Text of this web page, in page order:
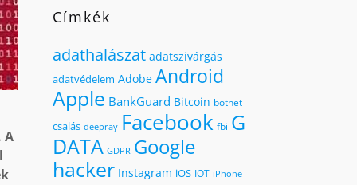
A
Címkék
adathalászat adatszivárgás
adatvédelem Adobe Android
Apple BankGuard Bitcoin botnet
csalás deepray Facebook fbi G
DATA GDPR Google
hacker Instagram iOS IOT iPhone